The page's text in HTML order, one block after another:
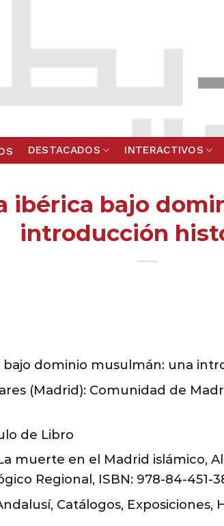
DESTACADOS INTERACTIVOS
ibérica bajo
introducción
bajo dominio musulmán: una
(Madrid): Comunidad de
de Libro
muerte en el Madrid islámico,
Regional, ISBN: 978-84-451-
Catálogos, Exposiciones,